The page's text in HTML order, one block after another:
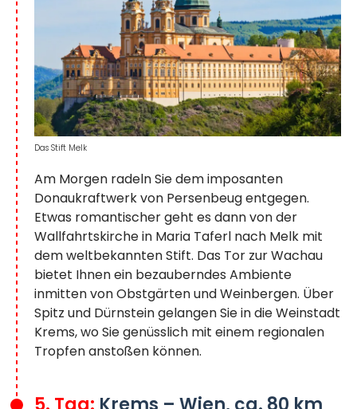
Am Morgen radeln Sie dem imposanten
Donaukraftwerk von Persenbeug entgegen.
Etwas romantischer geht es dann von der
Wallfahrtskirche in Maria Taferl nach Melk mit
dem weltbekannten Stift. Das Tor zur Wachau
bietet Ihnen ein bezauberndes Ambiente
inmitten von Obstgärten und Weinbergen. Über
Spitz und Dürnstein gelangen Sie in die Weinstadt
Krems, wo Sie genüsslich mit einem regionalen
Tropfen anstoßen können.
Das Stift Melk